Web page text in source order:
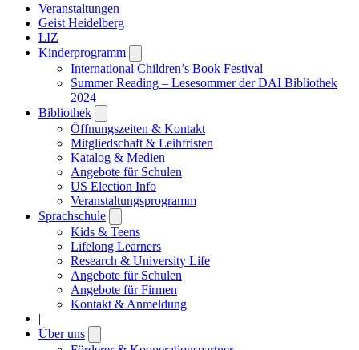
Veranstaltungen
Geist Heidelberg
LIZ
Kinderprogramm
submenu
International Children’s Book Festival
Summer Reading – Lesesommer der DAI Bibliothek
2024
Bibliothek
submenu
Öffnungszeiten & Kontakt
Mitgliedschaft & Leihfristen
Katalog & Medien
Angebote für Schulen
US Election Info
Veranstaltungsprogramm
Sprachschule
submenu
Kids & Teens
Lifelong Learners
Research & University Life
Angebote für Schulen
Angebote für Firmen
Kontakt & Anmeldung
|
Über uns
submenu